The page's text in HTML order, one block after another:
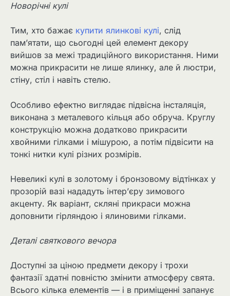
Новорічні кулі
Тим, хто бажає купити ялинкові кулі, слід
пам’ятати, що сьогодні цей елемент декору
вийшов за межі традиційного використання. Ними
можна прикрасити не лише ялинку, але й люстри,
стіну, стіл і навіть стелю.
Особливо ефектно виглядає підвісна інсталяція,
виконана з металевого кільця або обруча. Круглу
конструкцію можна додатково прикрасити
хвойними гілками і мішурою, а потім підвісити на
тонкі нитки кулі різних розмірів.
Невеликі кулі в золотому і бронзовому відтінках у
прозорій вазі нададуть інтер’єру зимового
акценту. Як варіант, скляні прикраси можна
доповнити гірляндою і ялиновими гілками.
Деталі святкового вечора
Доступні за ціною предмети декору і трохи
фантазії здатні повністю змінити атмосферу свята.
Всього кілька елементів — і в приміщенні запанує